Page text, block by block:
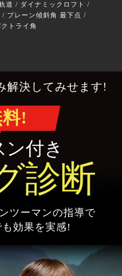
道 / ダイナミックロフト /
プレーン傾斜角 最下点 /
トライ角
解決してみせます!
!
付き
診断
ツーマンの指導で
効果を実感!